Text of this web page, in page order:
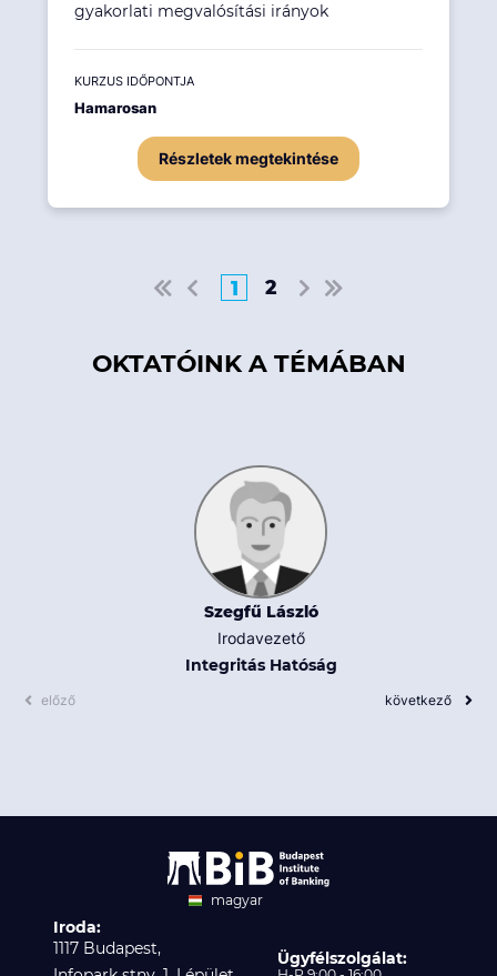
gyakorlati megvalósítási irányok
KURZUS IDŐPONTJA
Hamarosan
Részletek megtekintése
1 2
OKTATÓINK A TÉMÁBAN
Szegfű László
Irodavezető
Integritás Hatóság
előző következő
magyar
Iroda:
1117 Budapest,
Ügyfélszolgálat: